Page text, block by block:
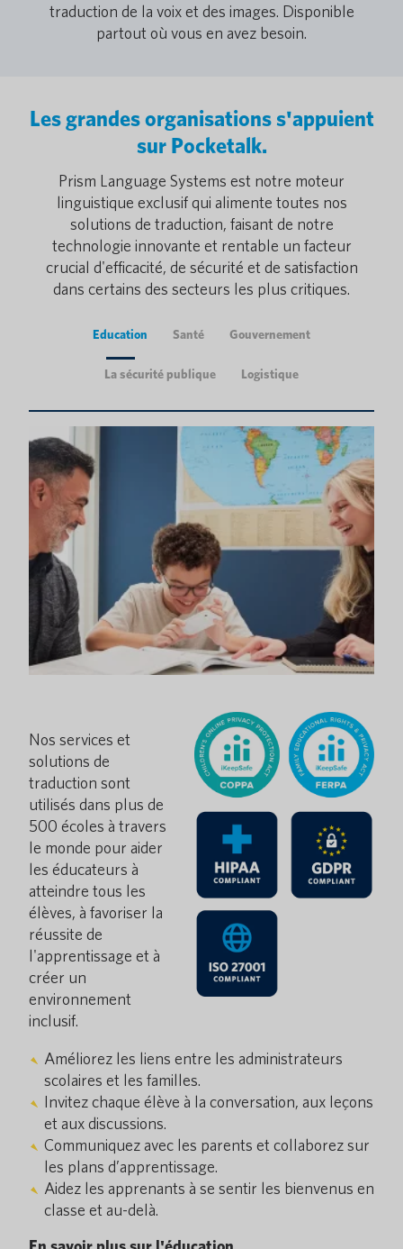
traduction de la voix et des images. Disponible
partout où vous en avez besoin.
Les grandes organisations s'appuient
sur Pocketalk.
Prism Language Systems est notre moteur
linguistique exclusif qui alimente toutes nos
solutions de traduction, faisant de notre
technologie innovante et rentable un facteur
crucial d'efficacité, de sécurité et de satisfaction
dans certains des secteurs les plus critiques.
Education Santé Gouvernement
La sécurité publique Logistique
Nos services et
solutions de
traduction sont
utilisés dans plus de
500 écoles à travers
le monde pour aider
les éducateurs à
atteindre tous les
élèves, à favoriser la
réussite de
l'apprentissage et à
créer un
environnement
inclusif.
Améliorez les liens entre les administrateurs
scolaires et les familles.
Invitez chaque élève à la conversation, aux leçons
et aux discussions.
Communiquez avec les parents et collaborez sur
les plans d’apprentissage.
Aidez les apprenants à se sentir les bienvenus en
classe et au-delà.